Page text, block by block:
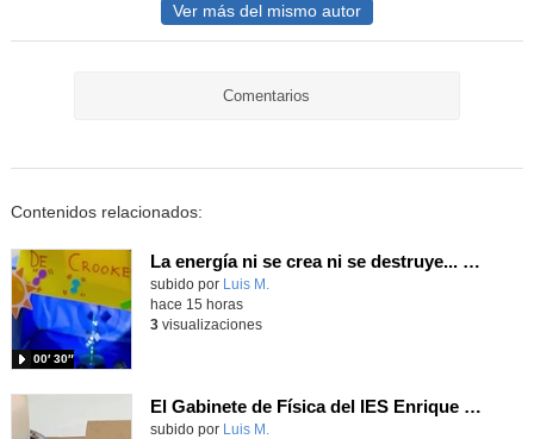
Ver más del mismo autor
Comentarios
Contenidos relacionados:
La energía ni se crea ni se destruye... ¡se experimenta! El Tierno en la Feria Madrid es Ciencia 2026
Contenido educativo.
subido por Luis M.
00′ 30″
hace 15 horas
3visualizaciones
El Gabinete de Física del IES Enrique Tierno Galván de Parla (Curso 25-26)
Contenido educativo.
subido por Luis M.